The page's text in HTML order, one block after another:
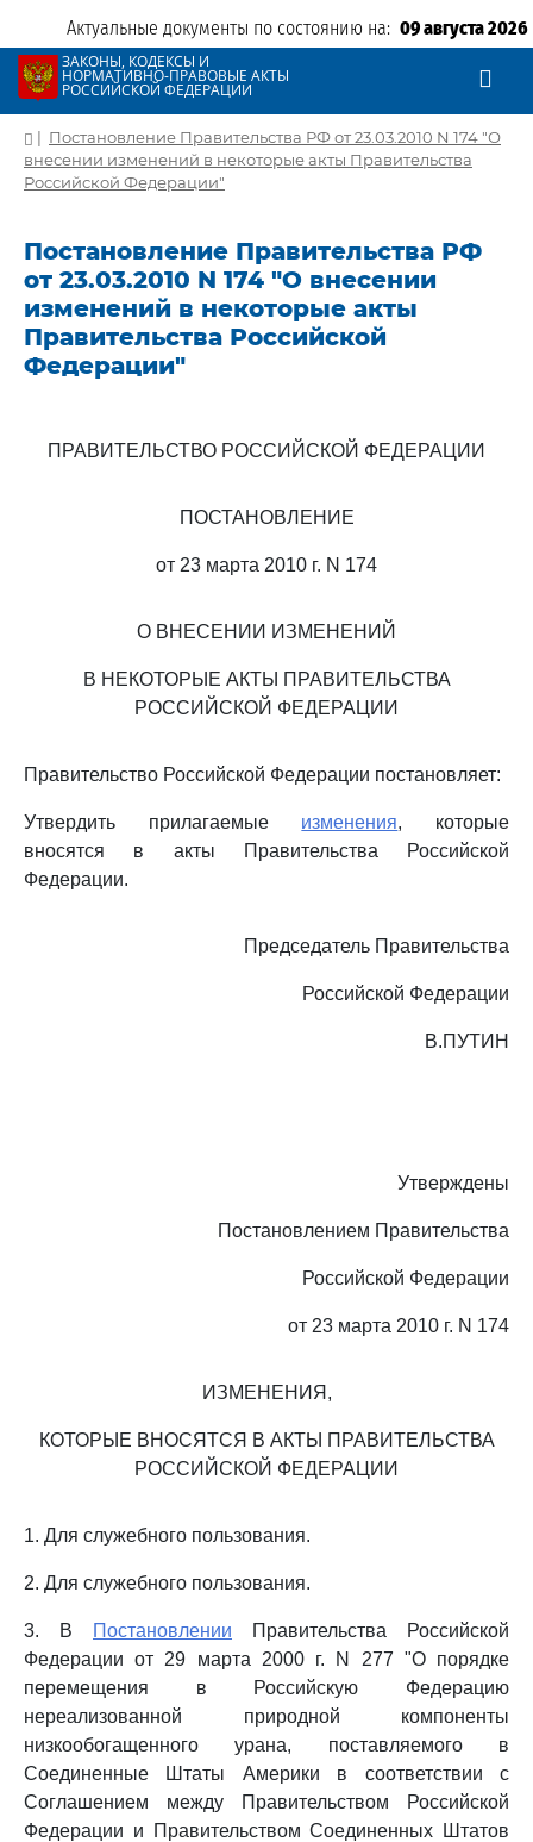
Актуальные документы по состоянию на: 09 августа 2026
ЗАКОНЫ, КОДЕКСЫ И
НОРМАТИВНО-ПРАВОВЫЕ АКТЫ
РОССИЙСКОЙ ФЕДЕРАЦИИ
| Постановление Правительства РФ от 23.03.2010 N 174 "О
внесении изменений в некоторые акты Правительства
Российской Федерации"
Постановление Правительства РФ
от 23.03.2010 N 174 "О внесении
изменений в некоторые акты
Правительства Российской
Федерации"
ПРАВИТЕЛЬСТВО РОССИЙСКОЙ ФЕДЕРАЦИИ
ПОСТАНОВЛЕНИЕ
от 23 марта 2010 г. N 174
О ВНЕСЕНИИ ИЗМЕНЕНИЙ
В НЕКОТОРЫЕ АКТЫ ПРАВИТЕЛЬСТВА
РОССИЙСКОЙ ФЕДЕРАЦИИ
Правительство Российской Федерации постановляет:
Утвердить прилагаемые изменения, которые
вносятся в акты Правительства Российской
Федерации.
Председатель Правительства
Российской Федерации
В.ПУТИН
Утверждены
Постановлением Правительства
Российской Федерации
от 23 марта 2010 г. N 174
ИЗМЕНЕНИЯ,
КОТОРЫЕ ВНОСЯТСЯ В АКТЫ ПРАВИТЕЛЬСТВА
РОССИЙСКОЙ ФЕДЕРАЦИИ
1. Для служебного пользования.
2. Для служебного пользования.
3. В Постановлении Правительства Российской
Федерации от 29 марта 2000 г. N 277 "О порядке
перемещения в Российскую Федерацию
нереализованной природной компоненты
низкообогащенного урана, поставляемого в
Соединенные Штаты Америки в соответствии с
Соглашением между Правительством Российской
Федерации и Правительством Соединенных Штатов